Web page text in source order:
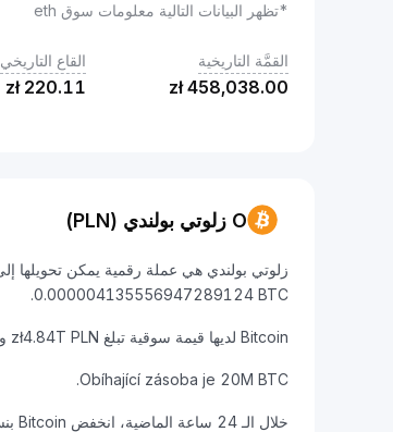
*تظهر البيانات التالية معلومات سوق eth
القمَّة التاريخية
zł 458,038.00
القاع التاريخي
zł 220.11
O زلوتي بولندي (PLN)
0.000004135556947289124 BTC.
Bitcoin لديها قيمة سوقية تبلغ zł4.84T PLN وحجم تداول على مدار 24 ساعة يبلغ zł83.21B PLN.
Obíhající zásoba je 20M BTC.
خلال الـ 24 ساعة الماضية، انخفض Bitcoin بنسبة 1.24%.